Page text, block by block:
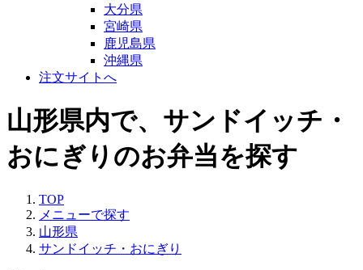
大分県
宮崎県
鹿児島県
沖縄県
注文サイトへ
山形県内で、サンドイッチ・
おにぎりのお弁当を探す
TOP
メニューで探す
山形県
サンドイッチ・おにぎり